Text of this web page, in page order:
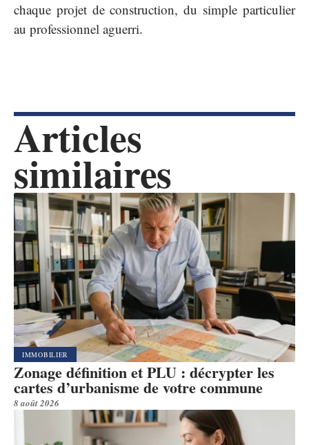
chaque projet de construction, du simple particulier
au professionnel aguerri.
Articles
similaires
IMMOBILIER
Zonage définition et PLU : décrypter les
cartes d’urbanisme de votre commune
8 août 2026